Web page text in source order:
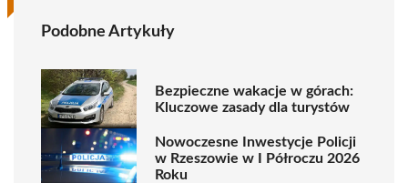
Podobne Artykuły
Bezpieczne wakacje w górach:
Kluczowe zasady dla turystów
Nowoczesne Inwestycje Policji
w Rzeszowie w I Półroczu 2026
Roku